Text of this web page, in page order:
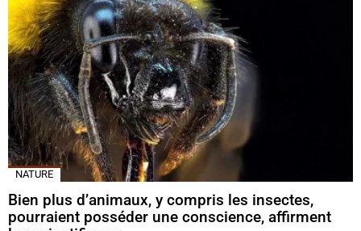
NATURE
Bien plus d’animaux, y compris les insectes,
pourraient posséder une conscience, affirment